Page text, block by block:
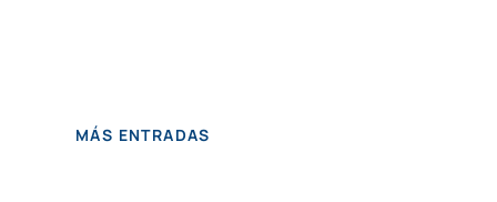
MÁS ENTRADAS